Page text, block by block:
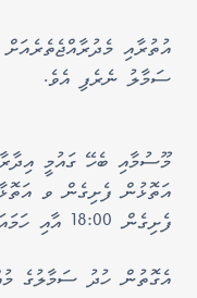
އުތުރާއި
ސަމާލު ނެރެފި އެވެ.
މޫސުމާއި ބެހޭ ގައުމީ
ފެށިގެން 18:00 އާއި ހަމައަށެވެ.
އެގޮތުން ހުދު ސަމާލުގެ